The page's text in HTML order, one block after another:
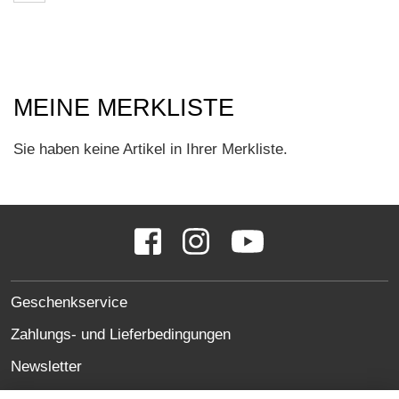
MEINE MERKLISTE
Sie haben keine Artikel in Ihrer Merkliste.
LINKS
FacebookInstagramYouTube
SITE
LINKS
Geschenkservice
Zahlungs- und Lieferbedingungen
Newsletter